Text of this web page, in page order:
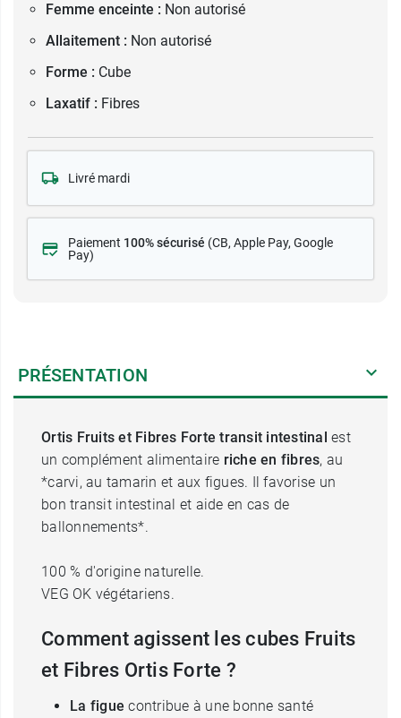
Femme enceinte : Non autorisé
Allaitement : Non autorisé
Forme : Cube
Laxatif : Fibres
Livré mardi
Paiement 100% sécurisé (CB, Apple Pay, Google
Pay)
PRÉSENTATION
Ortis Fruits et Fibres Forte transit intestinal est
un complément alimentaire riche en fibres, au
*carvi, au tamarin et aux figues. Il favorise un
bon transit intestinal et aide en cas de
ballonnements*.
100 % d'origine naturelle.
VEG OK végétariens.
Comment agissent les cubes Fruits
et Fibres Ortis Forte ?
La figue contribue à une bonne santé